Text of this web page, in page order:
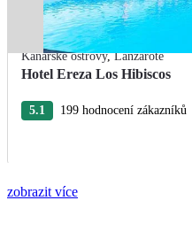
Kanárské ostrovy,Lanzarote
Hotel Ereza Los Hibiscos
5.1
199 hodnocení zákazníků
zobrazit více